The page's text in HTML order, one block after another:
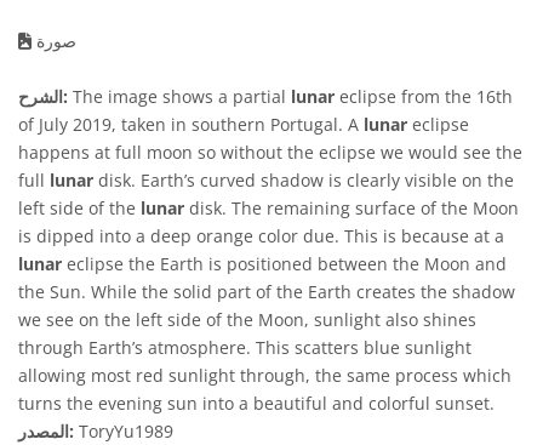
صورة
الشرح: The image shows a partial lunar eclipse from the 16th
of July 2019, taken in southern Portugal. A lunar eclipse
happens at full moon so without the eclipse we would see the
full lunar disk. Earth’s curved shadow is clearly visible on the
left side of the lunar disk. The remaining surface of the Moon
is dipped into a deep orange color due. This is because at a
lunar eclipse the Earth is positioned between the Moon and
the Sun. While the solid part of the Earth creates the shadow
we see on the left side of the Moon, sunlight also shines
through Earth’s atmosphere. This scatters blue sunlight
allowing most red sunlight through, the same process which
turns the evening sun into a beautiful and colorful sunset.
المصدر: ToryYu1989